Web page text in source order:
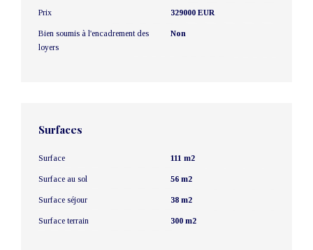
Prix 329000 EUR
Bien soumis à l'encadrement des
loyers
Non
Surfaces
Surface 111 m2
Surface au sol 56 m2
Surface séjour 38 m2
Surface terrain 300 m2